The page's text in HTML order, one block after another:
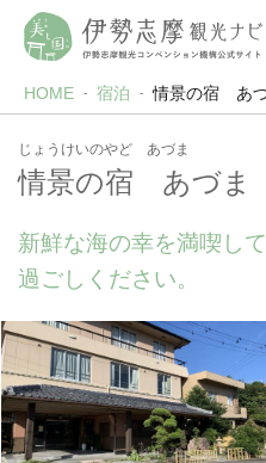
HOME 宿泊 情景の宿 あ
じょうけいのやど あづま
情景の宿 あづま
新鮮な海の幸を満喫し
過ごしください。